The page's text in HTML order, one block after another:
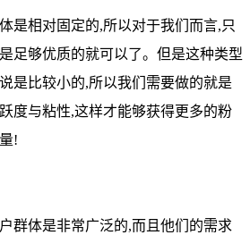
是相对固定的,所以对于我们而言,只
足够优质的就可以了。但是这种类型
是比较小的,所以我们需要做的就是
度与粘性,这样才能够获得更多的粉
!
群体是非常广泛的,而且他们的需求